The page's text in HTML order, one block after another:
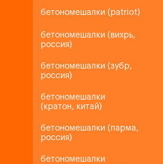
бетономешалки (patriot)
бетономешалки (вихрь,
россия)
бетономешалки (зубр,
россия)
бетономешалки
(кратон, китай)
бетономешалки (парма,
россия)
бетономешалки